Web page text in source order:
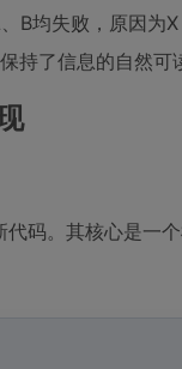
B均失败，原因为
持了信息的自然可
码。其核心是一